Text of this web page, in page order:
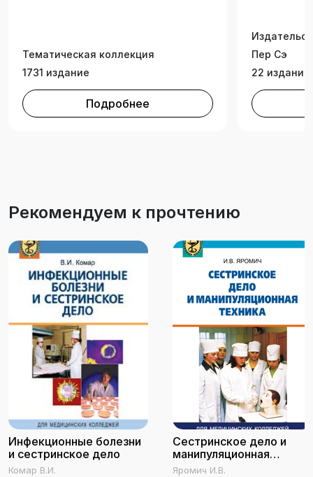
Тематическая коллекция
1731 издание
Подробнее
Пер Сэ
22 издания
Рекомендуем к прочтению
Инфекционные болезни
и сестринское дело
Комар В.И.
Сестринское дело и
манипуляционная
техника
Яромич И.В.